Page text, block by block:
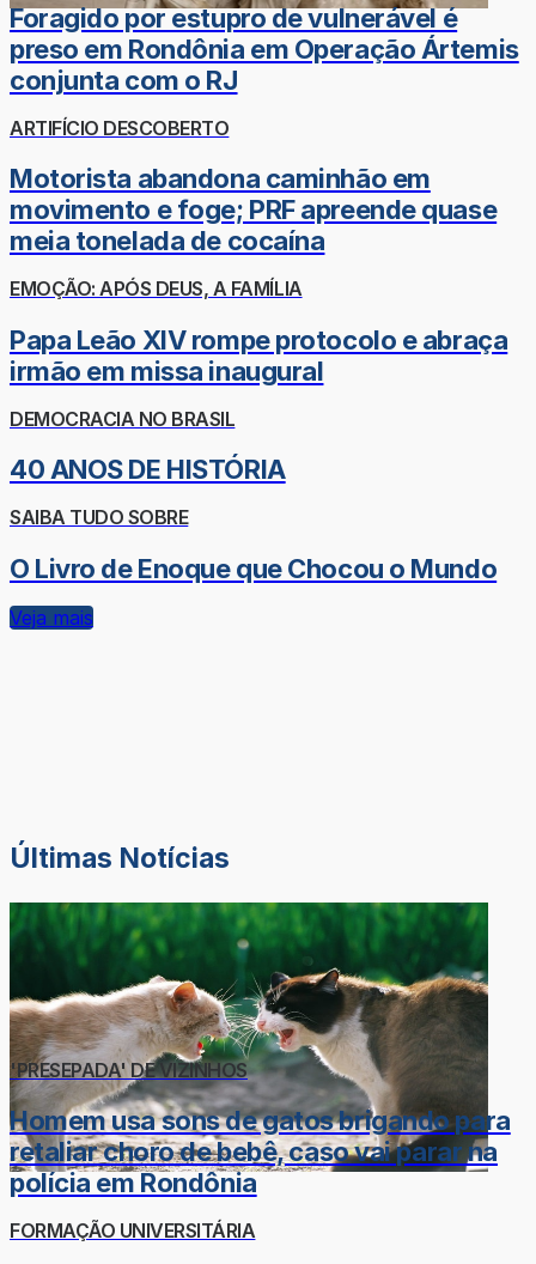
Foragido por estupro de vulnerável é
preso em Rondônia em Operação Ártemis
conjunta com o RJ
ARTIFÍCIO DESCOBERTO
Motorista abandona caminhão em
movimento e foge; PRF apreende quase
meia tonelada de cocaína
EMOÇÃO: APÓS DEUS, A FAMÍLIA
Papa Leão XIV rompe protocolo e abraça
irmão em missa inaugural
DEMOCRACIA NO BRASIL
40 ANOS DE HISTÓRIA
SAIBA TUDO SOBRE
O Livro de Enoque que Chocou o Mundo
Veja mais
Últimas Notícias
'PRESEPADA' DE VIZINHOS
Homem usa sons de gatos brigando para
retaliar choro de bebê, caso vai parar na
polícia em Rondônia
FORMAÇÃO UNIVERSITÁRIA